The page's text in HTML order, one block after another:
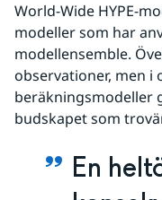
World-Wide HYPE-
modeller som har
modellensemble.
observationer, men i
beräkningsmodeller
budskapet som
En